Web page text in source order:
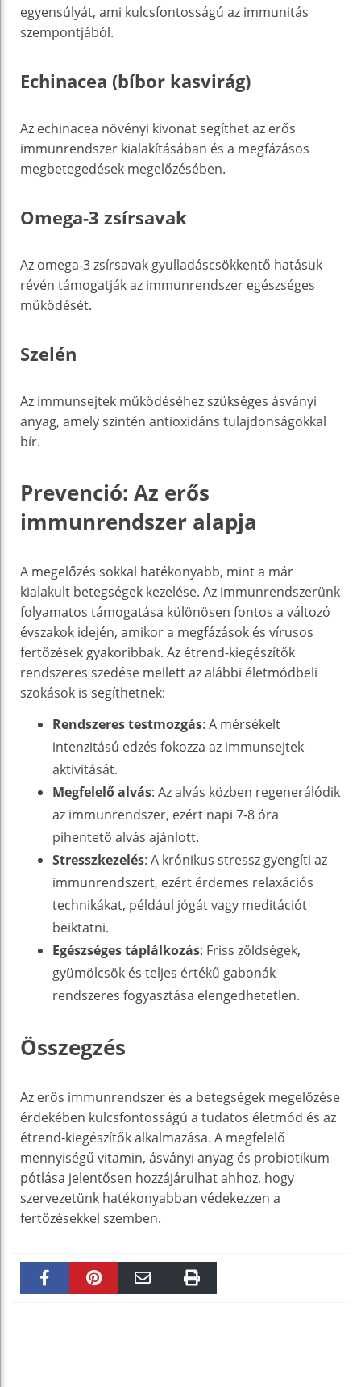
egyensúlyát, ami kulcsfontosságú az immunitás
szempontjából.
Echinacea (bíbor kasvirág)
Az echinacea növényi kivonat segíthet az erős
immunrendszer kialakításában és a megfázásos
megbetegedések megelőzésében.
Omega-3 zsírsavak
Az omega-3 zsírsavak gyulladáscsökkentő hatásuk
révén támogatják az immunrendszer egészséges
működését.
Szelén
Az immunsejtek működéséhez szükséges ásványi
anyag, amely szintén antioxidáns tulajdonságokkal
bír.
Prevenció: Az erős
immunrendszer alapja
A megelőzés sokkal hatékonyabb, mint a már
kialakult betegségek kezelése. Az immunrendszerünk
folyamatos támogatása különösen fontos a változó
évszakok idején, amikor a megfázások és vírusos
fertőzések gyakoribbak. Az étrend-kiegészítők
rendszeres szedése mellett az alábbi életmódbeli
szokások is segíthetnek:
Rendszeres testmozgás: A mérsékelt
intenzitású edzés fokozza az immunsejtek
aktivitását.
Megfelelő alvás: Az alvás közben regenerálódik
az immunrendszer, ezért napi 7-8 óra
pihentető alvás ajánlott.
Stresszkezelés: A krónikus stressz gyengíti az
immunrendszert, ezért érdemes relaxációs
technikákat, például jógát vagy meditációt
beiktatni.
Egészséges táplálkozás: Friss zöldségek,
gyümölcsök és teljes értékű gabonák
rendszeres fogyasztása elengedhetetlen.
Összegzés
Az erős immunrendszer és a betegségek megelőzése
érdekében kulcsfontosságú a tudatos életmód és az
étrend-kiegészítők alkalmazása. A megfelelő
mennyiségű vitamin, ásványi anyag és probiotikum
pótlása jelentősen hozzájárulhat ahhoz, hogy
szervezetünk hatékonyabban védekezzen a
fertőzésekkel szemben.